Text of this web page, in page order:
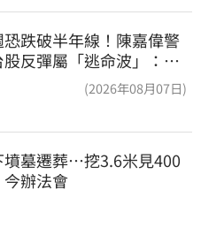
恐跌破半年線！陳嘉偉警
股反彈屬「逃命波」：空
(2026年08月07日)
墳墓遷葬…挖3.6米見400
今辦法會